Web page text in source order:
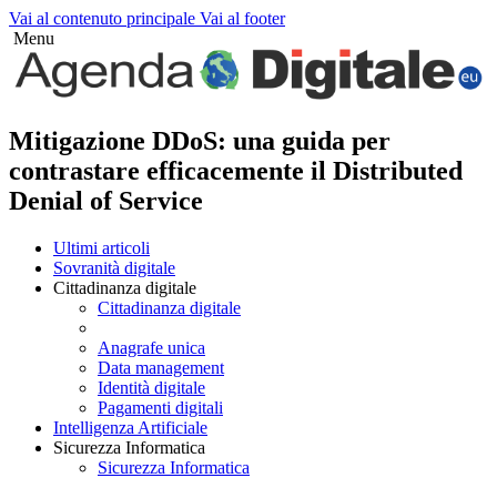
Vai al contenuto principale Vai al footer
Menu
Mitigazione DDoS: una guida per
contrastare efficacemente il Distributed
Denial of Service
Ultimi articoli
Sovranità digitale
Cittadinanza digitale
Cittadinanza digitale
Anagrafe unica
Data management
Identità digitale
Pagamenti digitali
Intelligenza Artificiale
Sicurezza Informatica
Sicurezza Informatica